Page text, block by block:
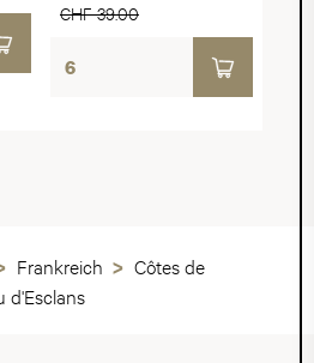
CHF 39.00
Frankreich
Côtes de
d'Esclans